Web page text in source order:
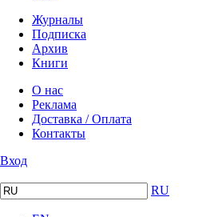
Журналы
Подписка
Архив
Книги
О нас
Реклама
Доставка / Оплата
Контакты
Вход
RU